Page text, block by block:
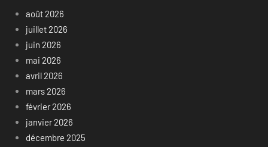
août 2026
juillet 2026
juin 2026
mai 2026
avril 2026
mars 2026
février 2026
janvier 2026
décembre 2025